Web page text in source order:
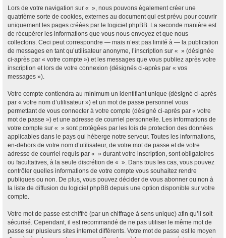
Lors de votre navigation sur « », nous pouvons également créer une
quatrième sorte de cookies, externes au document qui est prévu pour couvrir
uniquement les pages créées par le logiciel phpBB. La seconde manière est
de récupérer les informations que vous nous envoyez et que nous
collectons. Ceci peut correspondre — mais n’est pas limité à — la publication
de messages en tant qu’utilisateur anonyme, l’inscription sur « » (désignée
ci-après par « votre compte ») et les messages que vous publiez après votre
inscription et lors de votre connexion (désignés ci-après par « vos
messages »).
Votre compte contiendra au minimum un identifiant unique (désigné ci-après
par « votre nom d’utilisateur ») et un mot de passe personnel vous
permettant de vous connecter à votre compte (désigné ci-après par « votre
mot de passe ») et une adresse de courriel personnelle. Les informations de
votre compte sur « » sont protégées par les lois de protection des données
applicables dans le pays qui héberge notre serveur. Toutes les informations,
en-dehors de votre nom d’utilisateur, de votre mot de passe et de votre
adresse de courriel requis par « » durant votre inscription, sont obligatoires
ou facultatives, à la seule discrétion de « ». Dans tous les cas, vous pouvez
contrôler quelles informations de votre compte vous souhaitez rendre
publiques ou non. De plus, vous pouvez décider de vous abonner ou non à
la liste de diffusion du logiciel phpBB depuis une option disponible sur votre
compte.
Votre mot de passe est chiffré (par un chiffrage à sens unique) afin qu’il soit
sécurisé. Cependant, il est recommandé de ne pas utiliser le même mot de
passe sur plusieurs sites internet différents. Votre mot de passe est le moyen